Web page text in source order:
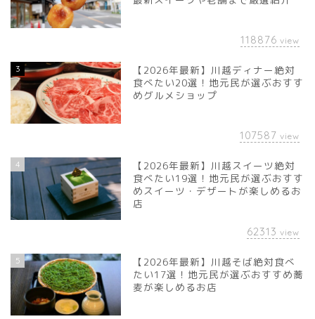
118876 view
3
【2026年最新】川越ディナー絶対
食べたい20選！地元民が選ぶおすす
めグルメショップ
107587 view
4
【2026年最新】川越スイーツ絶対
食べたい19選！地元民が選ぶおすす
めスイーツ・デザートが楽しめるお
店
62313 view
5
【2026年最新】川越そば絶対食べ
たい17選！地元民が選ぶおすすめ蕎
麦が楽しめるお店